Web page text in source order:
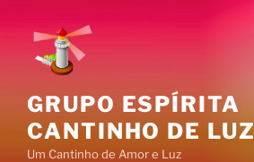
conteúdo
GRUPO ESPÍRITA
CANTINHO DE LUZ
Um Cantinho de Amor e Luz